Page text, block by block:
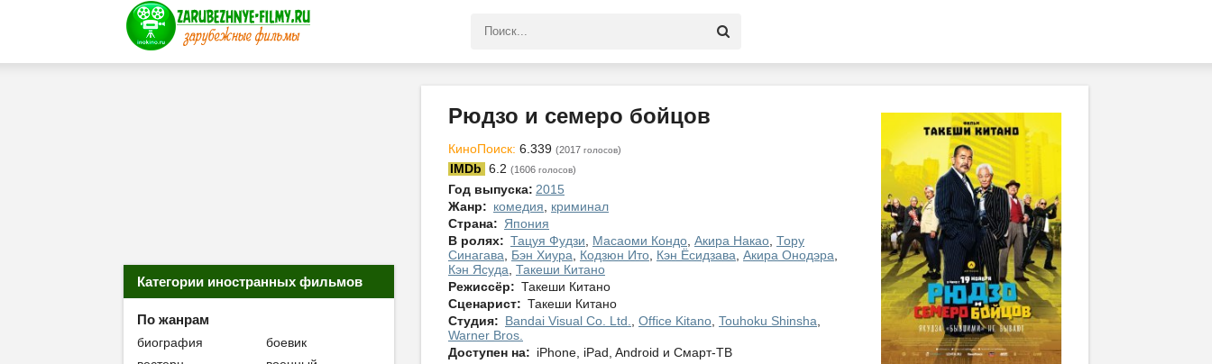
Рюдзо и семеро бойцов
КиноПоиск: 6.339 (2017 голосов)
IMDb 6.2 (1606 голосов)
Год выпуска: 2015
Жанр: комедия
криминал
Страна: Япония
В ролях: Тацуя Фудзи Масаоми Кондо Акира Накао Тору
Синагава
Бэн Хиура Кодзюн Ито Кэн Ёсидзава Акира Онодэра
Кэн Ясуда Такеши Китано
Режиссёр: Такеши Китано
Сценарист: Такеши Китано
Студия: Bandai Visual Co. Ltd. Office Kitano Touhoku Shinsha
Warner Bros.
Доступен на: iPhone, iPad, Android и Смарт-ТВ
Категории иностранных фильмов
По жанрам
биография
боевик